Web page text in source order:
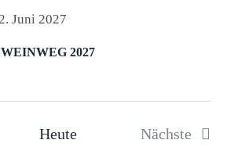
2027
Juni 2027
Heute
Nächste